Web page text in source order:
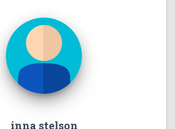
inna stelson